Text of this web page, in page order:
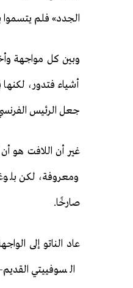
الجدد» فلم يتسموا
وبين كل مواجهة
أشياء فتدور، لكنها
جعل الرئيس
غير أن اللافت هو
ومعروفة، لكن
صارخًا.
عاد الناتو إلى
السوفييتي